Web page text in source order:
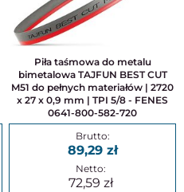
Piła taśmowa do metalu
bimetalowa TAJFUN BEST CUT
M51 do pełnych materiałów | 2720
x 27 x 0,9 mm | TPI 5/8 - FENES
0641-800-582-720
89,29
72,59